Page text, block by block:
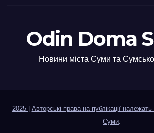
Odin Doma
Новини міста Суми та
2025 | Авторські права на публікації
Суми